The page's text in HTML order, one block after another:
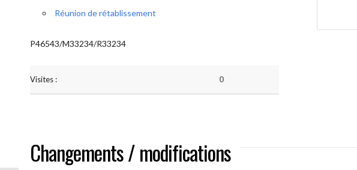
Réunion de rétablissement
P46543/M33234/R33234
Visites : 0
Changements / modifications